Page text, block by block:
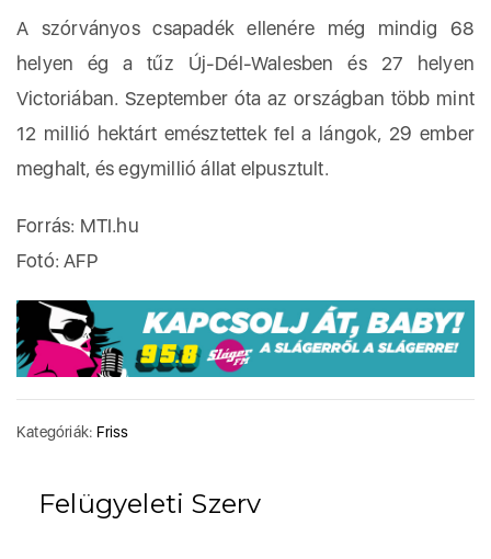
A szórványos csapadék ellenére még mindig 68
helyen ég a tűz Új-Dél-Walesben és 27 helyen
Victoriában. Szeptember óta az országban több mint
12 millió hektárt emésztettek fel a lángok, 29 ember
meghalt, és egymillió állat elpusztult.
Forrás: MTI.hu
Fotó: AFP
Kategóriák: Friss
Felügyeleti Szerv